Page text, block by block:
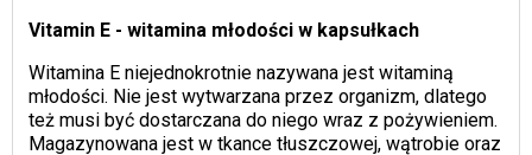
Vitamin E - witamina młodości w kapsułkach
Witamina E niejednokrotnie nazywana jest witaminą
młodości. Nie jest wytwarzana przez organizm, dlatego
też musi być dostarczana do niego wraz z pożywieniem.
Magazynowana jest w tkance tłuszczowej, wątrobie oraz